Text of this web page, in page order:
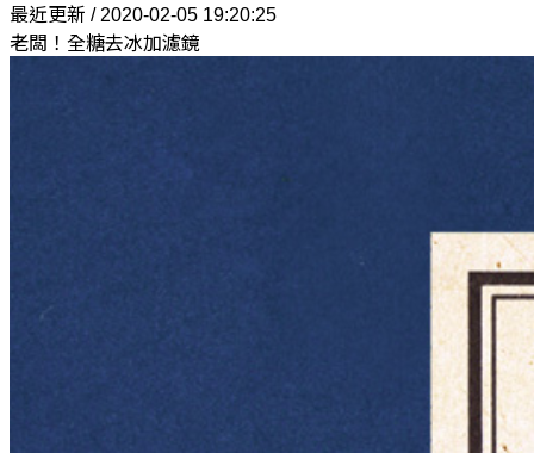
最近更新 / 2020-02-05 19:20:25
老闆！全糖去冰加濾鏡